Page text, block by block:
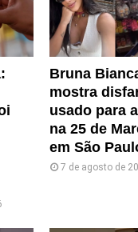
Bruna
mostra
usado para
na 25 de
em São
7 de agosto de